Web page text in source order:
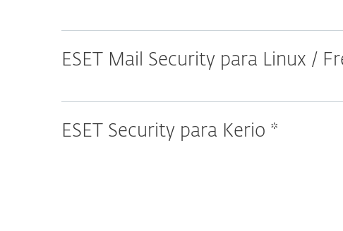
ESET Mail Security para Linux /
ESET Security para Kerio *